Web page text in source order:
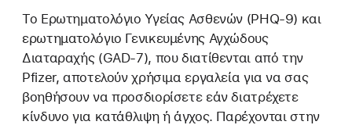
Το Ερωτηματολόγιο Υγείας Ασθενών (PHQ-9) και
ερωτηματολόγιο Γενικευμένης Αγχώδους
Διαταραχής (GAD-7), που διατίθενται από την
Pfizer, αποτελούν χρήσιμα εργαλεία για να σας
βοηθήσουν να προσδιορίσετε εάν διατρέχετε
κίνδυνο για κατάθλιψη ή άγχος. Παρέχονται στην